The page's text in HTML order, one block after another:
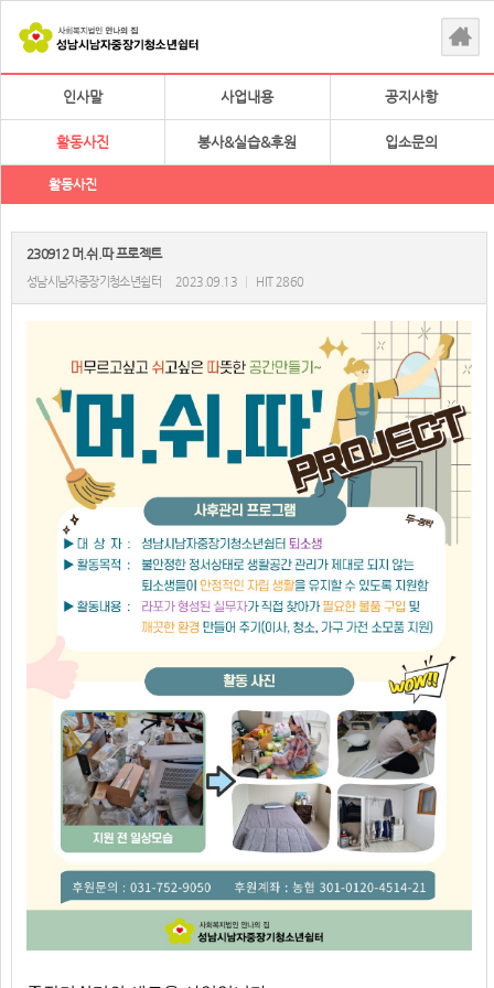
인사말 사업내용 공지사항
활동사진 봉사&실습&후원 입소문의
활동사진
230912 머.쉬.따 프로젝트
성남시남자중장기청소년쉼터 2023.09.13 HIT 2860